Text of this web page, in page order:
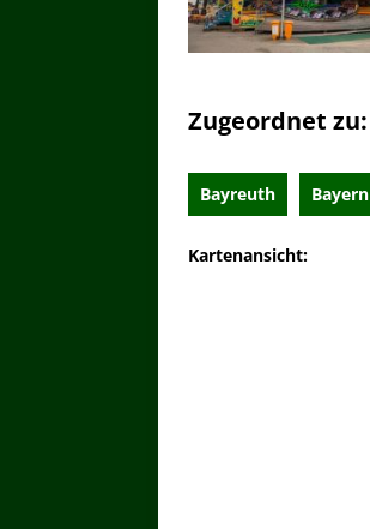
Zugeordnet zu:
Bayreuth Bayern
Kartenansicht: